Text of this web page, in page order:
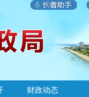
财政动态